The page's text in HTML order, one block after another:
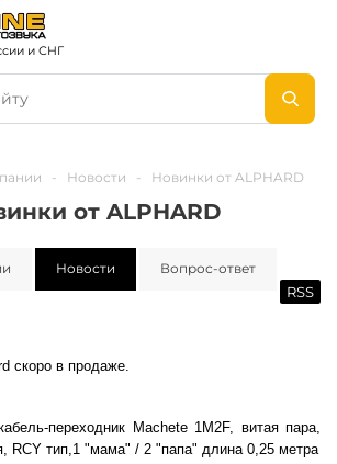
и СНГ
- Новости - Новинки от ALPHARD
от ALPHARD
Новости Вопрос-ответ
RSS
cкоро в продаже.
переходник Machete 1M2F, витая пара,
RCY тип,1 "мама" / 2 "папа" длина 0,25 метра